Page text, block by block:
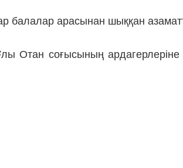
балалар арасынан шыққан
Отан соғысының ардагерлеріне